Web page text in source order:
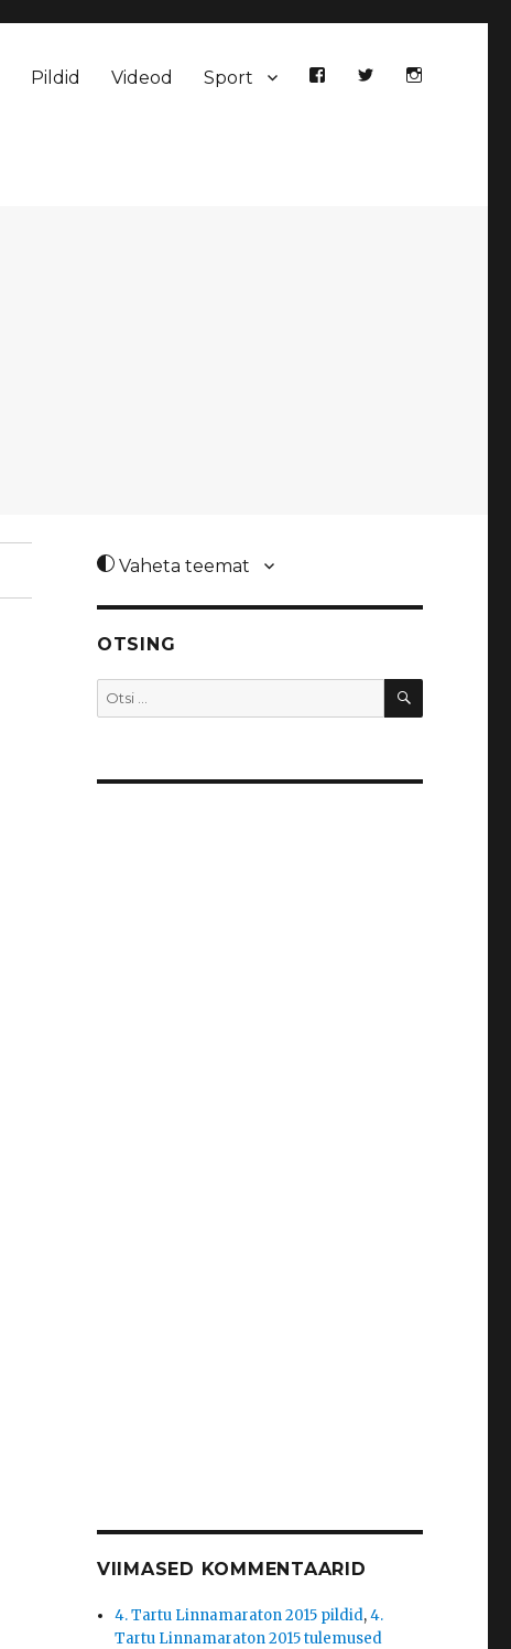
Pildid Videod Sport
Vaheta teemat
OTSING
Otsi: OTSI
VIIMASED KOMMENTAARID
4. Tartu Linnamaraton 2015 pildid,4.
Tartu Linnamaraton 2015 tulemused